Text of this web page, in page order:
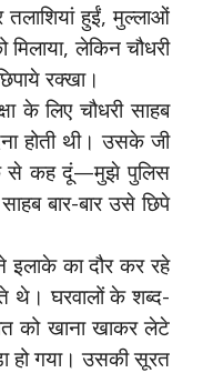
हुईं, मुल्लाओं
लेकिन चौधरी
रक्खा।
के लिए चौधरी साहब
होती थी। उसके जी
से कह दूं—मुझे पुलिस
बार-बार उसे छिपे
इलाके का दौर कर रहे
थे। घरवालों के शब्द-
को खाना खाकर लेटे
हो गया। उसकी सूरत